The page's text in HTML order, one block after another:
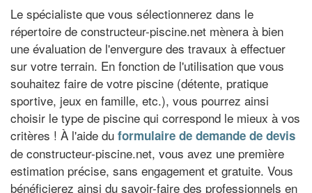
Le spécialiste que vous sélectionnerez dans le
répertoire de constructeur-piscine.net mènera à bien
une évaluation de l'envergure des travaux à effectuer
sur votre terrain. En fonction de l'utilisation que vous
souhaitez faire de votre piscine (détente, pratique
sportive, jeux en famille, etc.), vous pourrez ainsi
choisir le type de piscine qui correspond le mieux à vos
critères ! À l'aide du formulaire de demande de devis
de constructeur-piscine.net, vous avez une première
estimation précise, sans engagement et gratuite. Vous
bénéficierez ainsi du savoir-faire des professionnels en